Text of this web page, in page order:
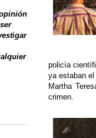
policía
ya estaban
Martha
crimen.